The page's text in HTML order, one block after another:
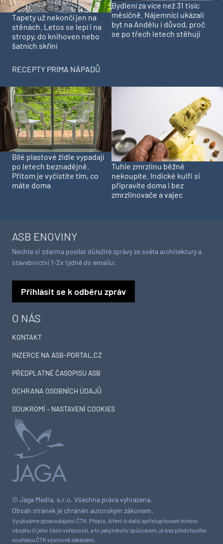
Tapety už nekončí jen na
stěnách. Letos se lepí i na
stropy, do knihoven nebo
šatních skříní
Bydlení za více než 31 tisíc
měsíčně. Nájemníci ukázali
byt na Andělu i důvod, proč
se po třech letech stěhují
RECEPTY PRIMA NÁPADŮ
Bílé plastové židle vypadají
po letech beznadějně.
Přitom je vyčistíte tím, co
máte doma
Tuhle zmrzlinu běžně
nekoupíte. Indické kulfi si
připravíte doma i bez
zmrzlinovače a vajec
© Jaga Media, s.r.o. Všechna práva vyhrazena.
Obsah stránek je chráněn autorským zákonem.
Využíváme zpravodajství ČTK. Přepis, šíření či další zpřístupňování tohoto
obsahu či jeho části veřejnosti, a to jakýmkoliv způsobem, je bez předchozího
souhlasu ČTK výslovně zakázáno.
O NÁS
KONTAKT
INZERCE NA ASB-PORTAL.CZ
PŘEDPLATNÉ ČASOPISU ASB
OCHRANA OSOBNÍCH ÚDAJŮ
SOUKROMÍ – NASTAVENÍ COOKIES
ASB ENOVINY
Nechte si zdarma posílat důležité zprávy ze světa architektury a
stavebnictví 1-2x týdně do emailu:
Přihlásit se k odběru zpráv